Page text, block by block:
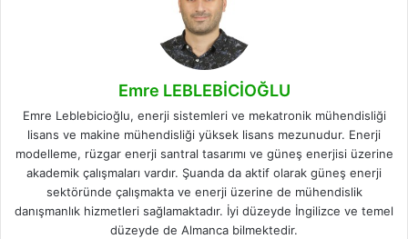
Emre LEBLEBİCİOĞLU
Emre Leblebicioğlu, enerji sistemleri ve mekatronik mühendisliği
lisans ve makine mühendisliği yüksek lisans mezunudur. Enerji
modelleme, rüzgar enerji santral tasarımı ve güneş enerjisi üzerine
akademik çalışmaları vardır. Şuanda da aktif olarak güneş enerji
sektöründe çalışmakta ve enerji üzerine de mühendislik
danışmanlık hizmetleri sağlamaktadır. İyi düzeyde İngilizce ve temel
düzeyde de Almanca bilmektedir.